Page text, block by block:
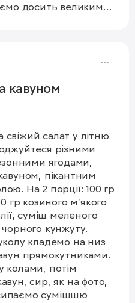
досить великими
Моцарелу
шматками,
поливаємо
свіжо
кавуном
салат у літню
різними
ягодами,
пікантним
100 гр
гр козиного м'якого
суміш меленого
кунжуту.
кладемо на низ
прямокутниками.
колами, потім
сир, як на фото,
сумішшю